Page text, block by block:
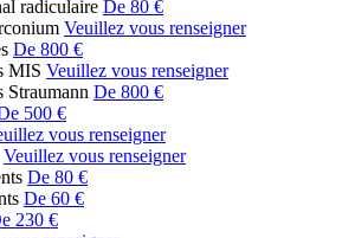
radiculaire De 80 €
Veuillez vous renseigner
De 800 €
MIS Veuillez vous renseigner
Straumann De 800 €
500 €
vous renseigner
Veuillez vous renseigner
De 80 €
De 60 €
230 €